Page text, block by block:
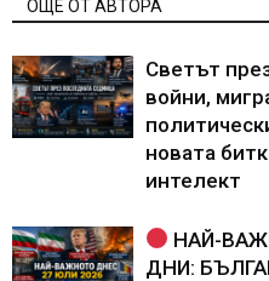
ОЩЕ ОТ АВТОРА
Светът
войни,
новата
интелект
НАЙ-
ДНИ: